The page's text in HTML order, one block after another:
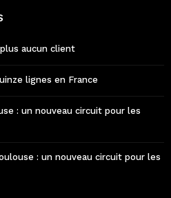
plus aucun client
lignes en France
: un nouveau circuit pour les
: un nouveau circuit pour les